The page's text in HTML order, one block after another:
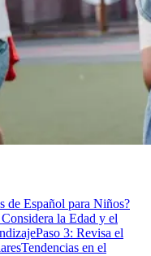
de Español para Niños?
la Edad y el
Paso 3: Revisa el
Tendencias en el